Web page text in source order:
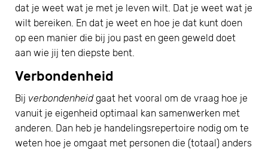
dat je weet wat je met je leven wilt. Dat je weet wat je
wilt bereiken. En dat je weet en hoe je dat kunt doen
op een manier die bij jou past en geen geweld doet
aan wie jij ten diepste bent.
Verbondenheid
Bij verbondenheidgaat het vooral om de vraag hoe je
vanuit je eigenheid optimaal kan samenwerken met
anderen. Dan heb je handelingsrepertoire nodig om te
weten hoe je omgaat met personen die (totaal) anders